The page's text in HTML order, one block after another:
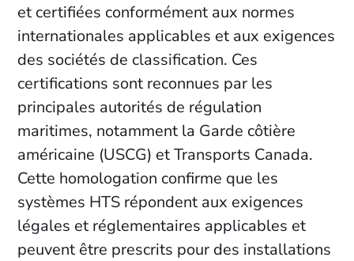
et certifiées conformément aux normes
internationales applicables et aux exigences
des sociétés de classification. Ces
certifications sont reconnues par les
principales autorités de régulation
maritimes, notamment la Garde côtière
américaine (USCG) et Transports Canada.
Cette homologation confirme que les
systèmes HTS répondent aux exigences
légales et réglementaires applicables et
peuvent être prescrits pour des installations